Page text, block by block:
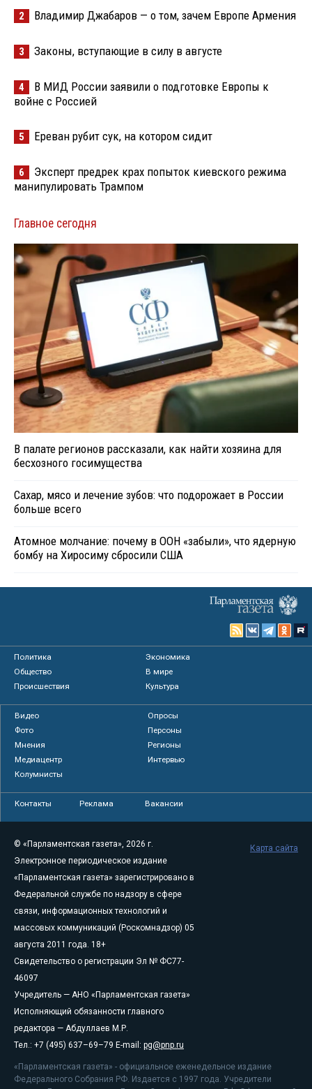
2 Владимир Джабаров — о том, зачем Европе Армения
3 Законы, вступающие в силу в августе
4
В МИД России заявили о подготовке Европы к
войне с Россией
5 Ереван рубит сук, на котором сидит
6
Эксперт предрек крах попыток киевского режима
манипулировать Трампом
Главное сегодня
В палате регионов рассказали, как найти хозяина для
бесхозного госимущества
Сахар, мясо и лечение зубов: что подорожает в России
больше всего
Атомное молчание: почему в ООН «забыли», что ядерную
бомбу на Хиросиму сбросили США
Политика
Экономика
Общество
В мире
Происшествия
Культура
Видео
Опросы
Фото
Персоны
Мнения
Регионы
Медиацентр
Интервью
Колумнисты
Контакты Реклама Вакансии
© «Парламентская газета», 2026 г.
Электронное периодическое издание
«Парламентская газета» зарегистрировано в
Федеральной службе по надзору в сфере
связи, информационных технологий и
массовых коммуникаций (Роскомнадзор) 05
августа 2011 года. 18+
Свидетельство о регистрации Эл № ФС77-
46097
Учредитель — АНО «Парламентская газета»
Исполняющий обязанности главного
редактора — Абдуллаев М.Р.
Тел.: +7 (495) 637–69–79 E-mail: pg@pnp.ru
«Парламентская газета» - официальное еженедельное издание
Федерального Собрания РФ. Издается с 1997 года. Учредители
Карта сайта